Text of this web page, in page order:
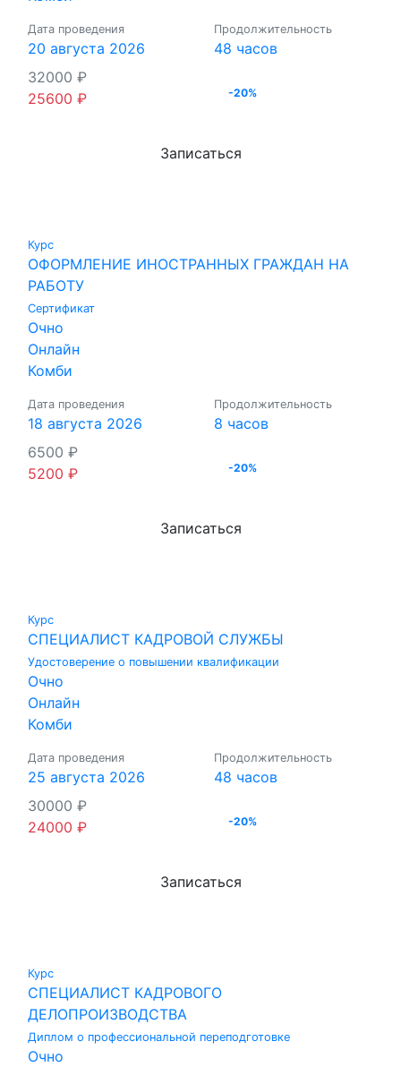
Дата проведения
20 августа 2026
32000 ₽
25600 ₽
Продолжительность
48 часов
-20%
Записаться
Курс
ОФОРМЛЕНИЕ ИНОСТРАННЫХ ГРАЖДАН НА
РАБОТУ
Сертификат
Очно
Онлайн
Комби
Дата проведения
18 августа 2026
6500 ₽
5200 ₽
Продолжительность
8 часов
-20%
Записаться
Курс
СПЕЦИАЛИСТ КАДРОВОЙ СЛУЖБЫ
Удостоверение о повышении квалификации
Очно
Онлайн
Комби
Дата проведения
25 августа 2026
30000 ₽
24000 ₽
Продолжительность
48 часов
-20%
Записаться
Курс
СПЕЦИАЛИСТ КАДРОВОГО
ДЕЛОПРОИЗВОДСТВА
Диплом о профессиональной переподготовке
Очно